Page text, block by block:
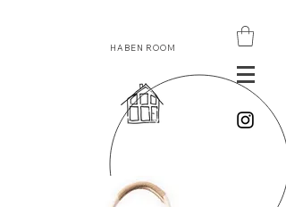
HABEN ROOM